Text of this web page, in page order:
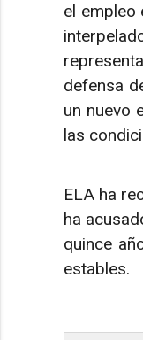
el empleo
defensa
un nuevo
las
ELA ha
ha
quince
estables.